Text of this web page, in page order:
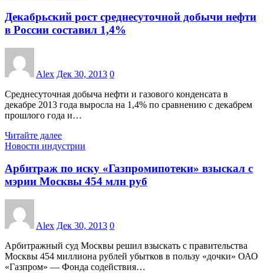
Декабрьский рост среднесуточной добычи нефти
в России составил 1,4%
Alex Дек 30, 2013 0
Среднесуточная добыча нефти и газового конденсата в
декабре 2013 года выросла на 1,4% по сравнению с декабрем
прошлого года и…
Читайте далее
Новости индустрии
Арбитраж по иску «Газпромипотеки» взыскал с
мэрии Москвы 454 млн руб
Alex Дек 30, 2013 0
Арбитражный суд Москвы решил взыскать с правительства
Москвы 454 миллиона рублей убытков в пользу «дочки» ОАО
«Газпром» — Фонда содействия…